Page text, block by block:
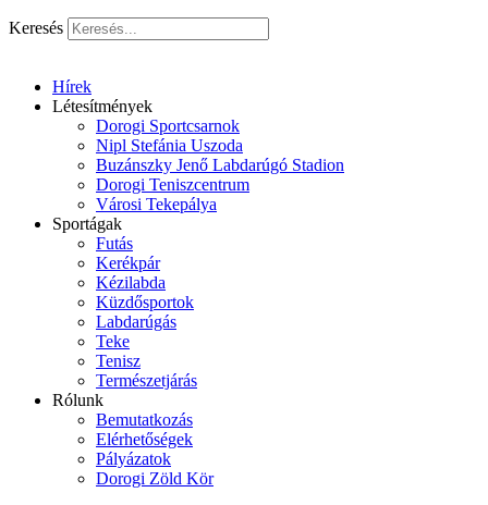
Keresés
Hírek
Létesítmények
Dorogi Sportcsarnok
Nipl Stefánia Uszoda
Buzánszky Jenő Labdarúgó Stadion
Dorogi Teniszcentrum
Városi Tekepálya
Sportágak
Futás
Kerékpár
Kézilabda
Küzdősportok
Labdarúgás
Teke
Tenisz
Természetjárás
Rólunk
Bemutatkozás
Elérhetőségek
Pályázatok
Dorogi Zöld Kör